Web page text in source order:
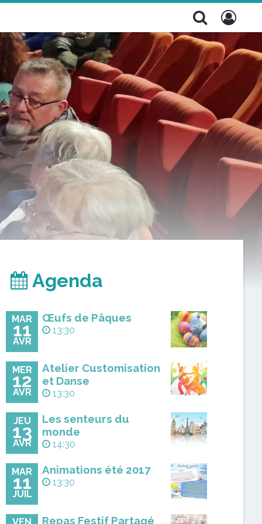
Agenda
MAR
11
AVR
Œufs de Pâques
13:30
MER
12
AVR
Atelier Customisation
et Danse
13:30
JEU
13
AVR
Les senteurs du
monde
14:30
MAR
11
JUIL
Animations été 2017
13:30
Repas Festif Partagé